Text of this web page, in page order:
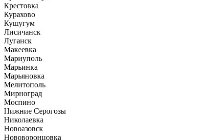
Крестовка
Курахово
Кушугум
Лисичанск
Луганск
Макеевка
Мариуполь
Марьинка
Марьяновка
Мелитополь
Мирноград
Моспино
Нижние Серогозы
Николаевка
Новоазовск
Нововоронцовка